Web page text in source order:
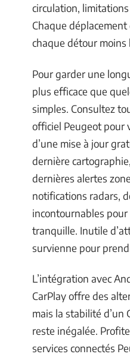
circulation,
Chaque
chaque détour moins
Pour garder une
plus efficace que
simples. Consultez
officiel Peugeot pour
d’une mise à jour
dernière
dernières alertes
notifications radars,
incontournables pour
tranquille. Inutile
survienne pour
L’intégration avec
CarPlay offre des
mais la stabilité d’un
reste inégalée.
services connectés